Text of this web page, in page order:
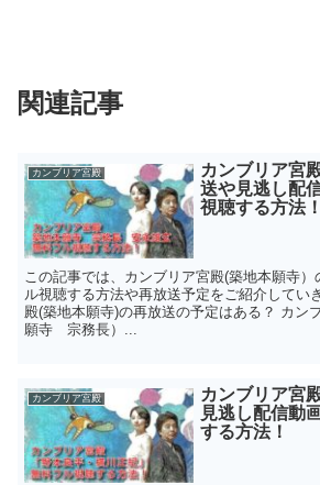
関連記事
カンブリア宮殿
カンブリア宮
送や見逃し配
視聴する方法！
この記事では、カンブリア宮殿(築地本願寺
ル視聴する方法や再放送予定をご紹介してい
殿(築地本願寺)の再放送の予定はある？ カン
願寺 宗務長）...
カンブリア宮殿
カンブリア宮
見逃し配信動
する方法！